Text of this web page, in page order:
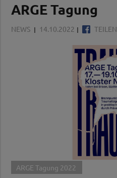
ARGE Tagung
NEWS 14.10.2022 TEILEN
ARGE Tagung 2022